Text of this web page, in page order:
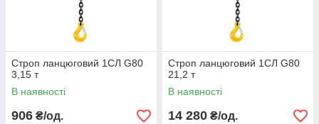
Строп ланцюговий 1СЛ G80
3,15 т
В наявності
906 ₴/од.
Строп ланцюговий 1СЛ G80
21,2 т
В наявності
14 280 ₴/од.